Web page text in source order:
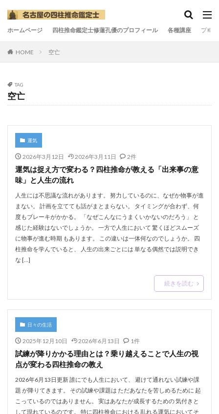
ホームページ 四柱推命鑑定士修蓮孔優のプロフィール 各種講座 ブログ
HOME 空亡
TAG
空亡
運気
2026年3月12日 2026年3月11日 2件
運気は捉え方で変わる？四柱推命が教える「出来事の意
味」と人生の流れ
人生には不思議な流れがあります。 努力しているのに、なぜか物事が進
まない。 計画を立てても話がまとまらない。 タイミングが合わず、何
度もブレーキがかかる。 「なぜこんなにうまくいかないのだろう」 と
感じた経験はないでしょうか。 一方で人生において 驚くほどスムーズ
に物事が進む時期 もあります。 この違いは一体何なのでしょうか。 四
柱推命を学んでいると、 人生の出来ごとには 単なる偶然では説明でき
な […]
続きを読む
日々の生活
2025年12月10日 2026年6月13日 1件
試練が降りかかる理由とは？乗り越えることで人生の視
点が変わる四柱推命の教え
2026年6月13日更新 誰にでも人生において、 避けて通れない試練や課
題 が降りてきます。 その試練や課題は ただあなたを苦しめるために 起
こっているのではありません。 実はあなたが成長するための 気付きと
して現れているのです。 特に四柱推命における 乱れる運気においてそ